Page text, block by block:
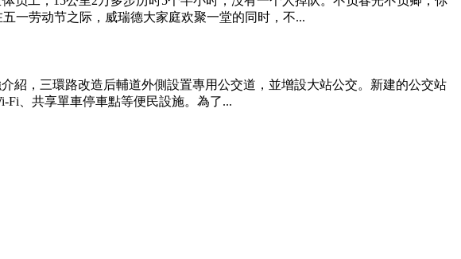
一劳动节之际，威瑞德大家庭欢聚一堂的同时，不...
紹，三環路改造后輔道外側設置專用公交道，並增設大站公交。新建的公交站
Fi、共享單車停車點等便民設施。為了...